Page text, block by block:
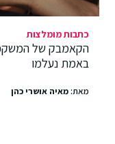
כתבות מומלצות
הקאמבק של
באמת נעלמו
מאת:מאיה אושרי כהן